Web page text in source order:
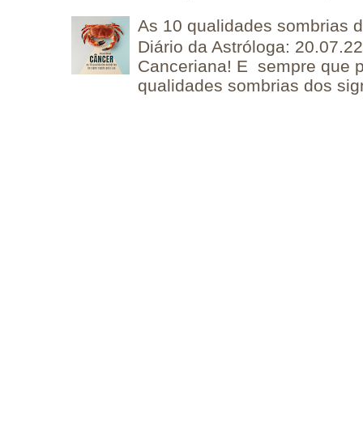
As 10 qualidades sombrias
Diário da Astróloga:
Canceriana! E sempre que
qualidades sombrias dos